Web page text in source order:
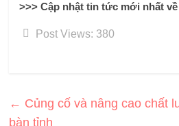
>>> Cập nhật tin tức mới nhất
Post Views: 380
← Củng cố và nâng cao chất
bàn tỉnh